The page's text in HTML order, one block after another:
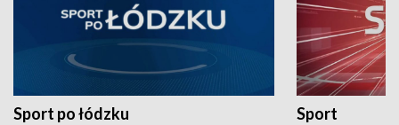
Sport po łódzku Sport